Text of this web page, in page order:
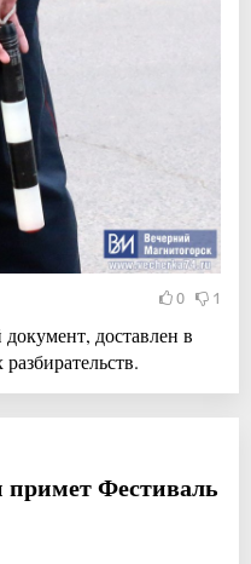
0 1
доставлен в
примет Фестиваль